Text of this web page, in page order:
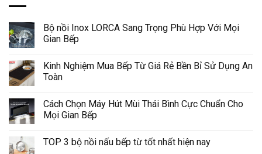
Bộ nồi Inox LORCA Sang Trọng Phù Hợp Với Mọi
Gian Bếp
Kinh Nghiệm Mua Bếp Từ Giá Rẻ Bền Bỉ Sử Dụng An
Toàn
Cách Chọn Máy Hút Mùi Thái Bình Cực Chuẩn Cho
Mọi Gian Bếp
TOP 3 bộ nồi nấu bếp từ tốt nhất hiện nay